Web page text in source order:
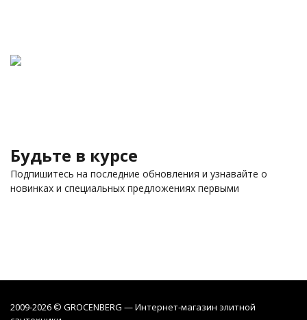
Будьте в курсе
Подпишитесь на последние обновления и узнавайте о
новинках и специальных предложениях первыми
2009-2026 © GROCENBERG — Интернет-магазин элитной